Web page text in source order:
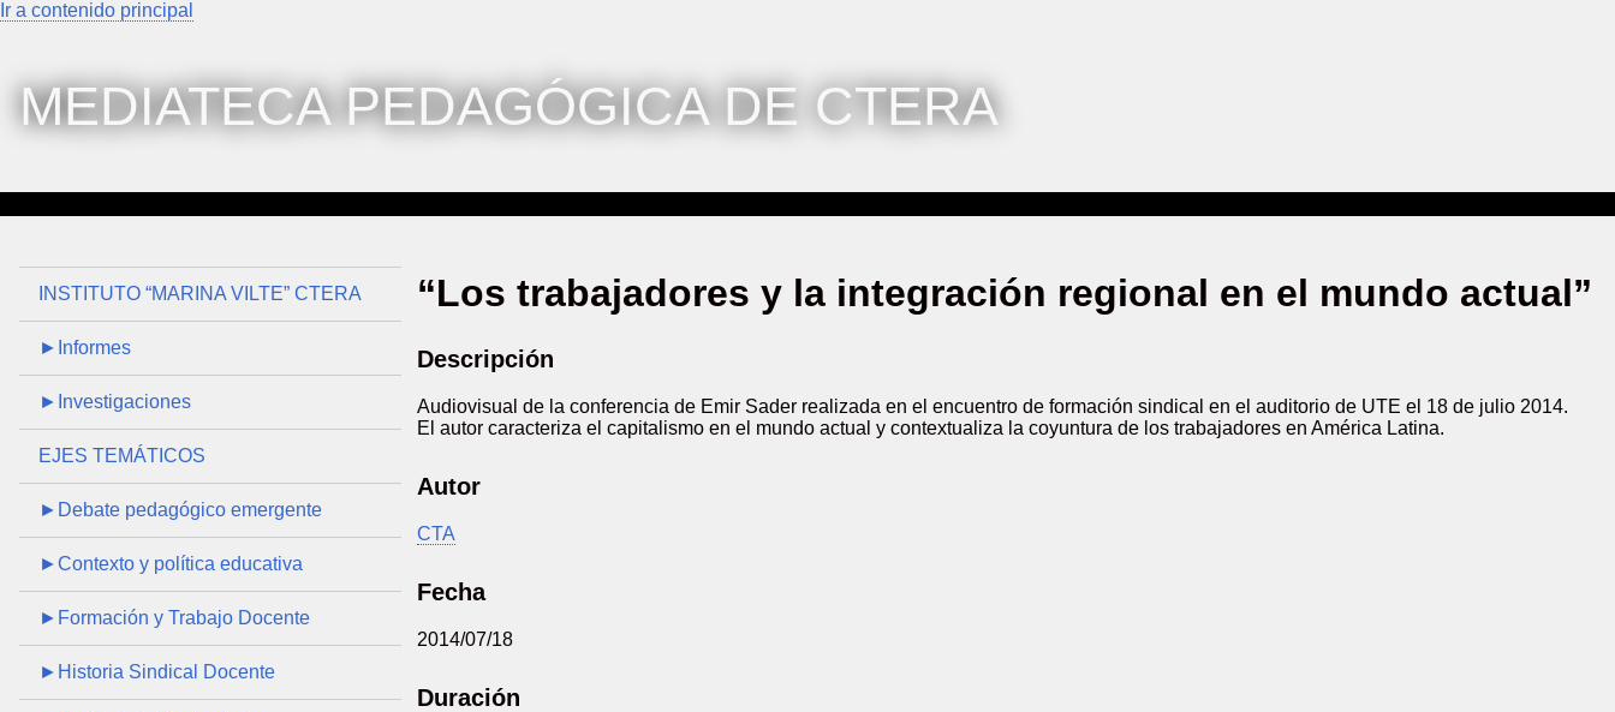
Ir a contenido principal
MEDIATECA PEDAGÓGICA DE CTERA
INSTITUTO “MARINA VILTE” CTERA
►Informes
►Investigaciones
EJES TEMÁTICOS
►Debate pedagógico emergente
►Contexto y política educativa
►Formación y Trabajo Docente
►Historia Sindical Docente
“Los trabajadores y la integración regional en el mundo actual”
Descripción
Audiovisual de la conferencia de Emir Sader realizada en el encuentro de formación sindical en el auditorio de UTE el 18 de julio 2014.
El autor caracteriza el capitalismo en el mundo actual y contextualiza la coyuntura de los trabajadores en América Latina.
Autor
CTA
Fecha
2014/07/18
Duración